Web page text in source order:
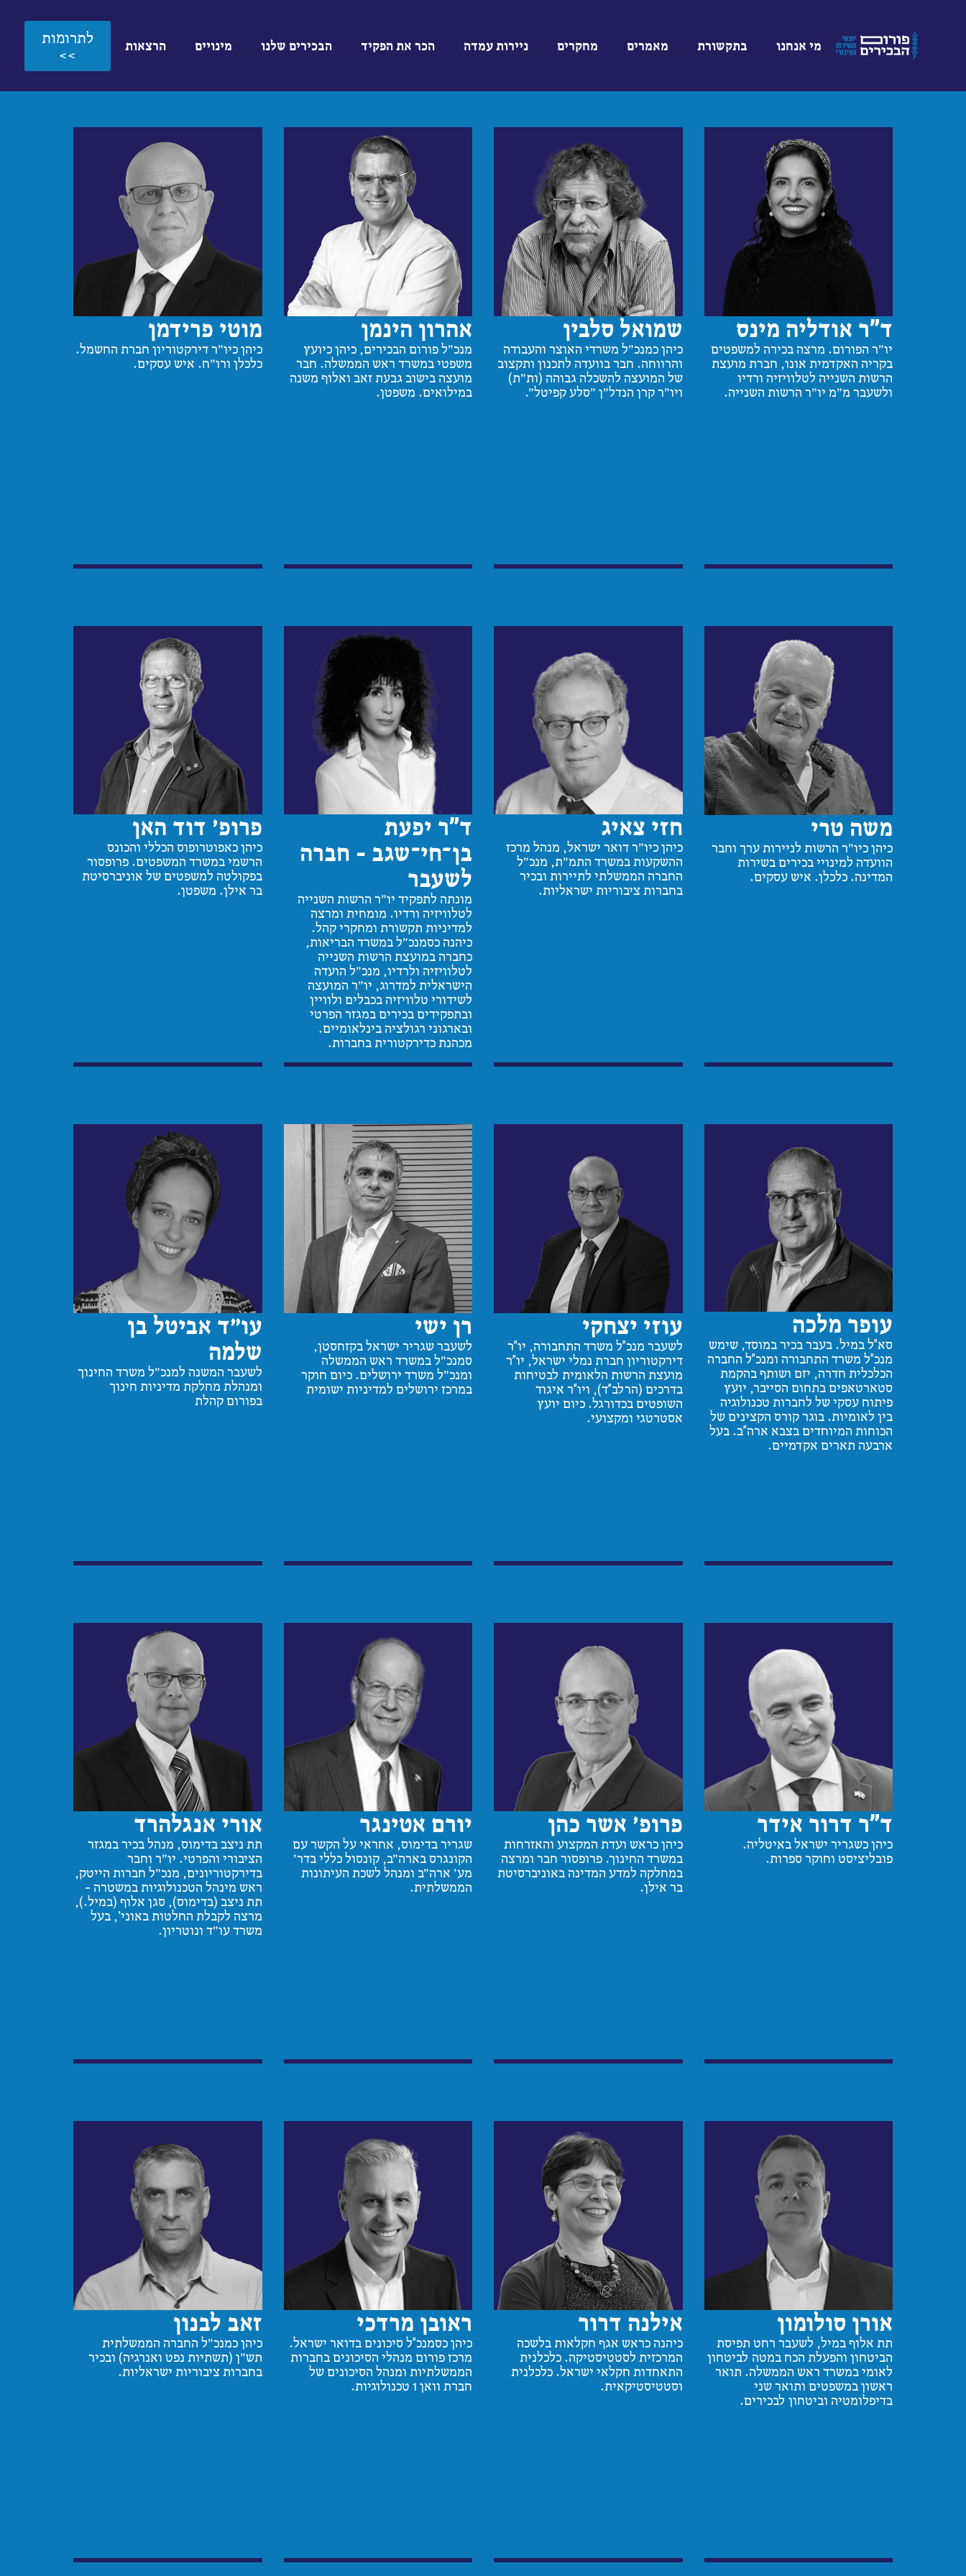
מי אנחנו בתקשורת מאמרים מחקרים ניירות עמדה הכר את הפקיד הבכירים שלנו מינויים הרצאות לתרומות
>>
ד״ר אודליה מינס
יו"ר הפורום. מרצה בכירה למשפטים
בקריה האקדמית אונו, חברת מועצת
הרשות השנייה לטלוויזיה ורדיו
ולשעבר מ"מ יו"ר הרשות השנייה.
שמואל סלבין
כיהן כמנכ"ל משרדי האוצר והעבודה
והרווחה. חבר בוועדה לתכנון ותקצוב
של המועצה להשכלה גבוהה (ות"ת)
ויו"ר קרן הנדל"ן "סלע קפיטל".
אהרון הינמן
מנכ"ל פורום הבכירים, כיהן כיועץ
משפטי במשרד ראש הממשלה. חבר
מועצה בישוב גבעת זאב ואלוף משנה
במילואים. משפטן.
מוטי פרידמן
כיהן כיו"ר דירקטוריון חברת החשמל.
כלכלן ורו"ח. איש עסקים.
משה טרי
כיהן כיו"ר הרשות לניירות ערך וחבר
הוועדה למינויי בכירים בשירות
המדינה. כלכלן. איש עסקים.
חזי צאיג
כיהן כיו"ר דואר ישראל, מנהל מרכז
ההשקעות במשרד התמ"ת, מנכ"ל
החברה הממשלתי לתיירות ובכיר
בחברות ציבוריות ישראליות.
ד״ר יפעת
בן־חי־שגב - חברה
לשעבר
מונתה לתפקיד יו"ר הרשות השנייה
לטלוויזיה ורדיו. מומחית ומרצה
למדיניות תקשורת ומחקרי קהל.
כיהנה כסמנכ"ל במשרד הבריאות,
כחברה במועצת הרשות השנייה
לטלוויזיה ולרדיו, מנכ"ל הועדה
הישראלית למדרוג, יו"ר המועצה
לשידורי טלוויזיה בכבלים ולוויין
ובתפקידים בכירים במגזר הפרטי
ובארגוני רגולציה בינלאומיים.
מכהנת כדירקטורית בחברות.
פרופ׳ דוד האן
כיהן כאפוטרופוס הכללי והכונס
הרשמי במשרד המשפטים. פרופסור
בפקולטה למשפטים של אוניברסיטת
בר אילן. משפטן.
עופר מלכה
סא״ל במיל. בעבר בכיר במוסד, שימש
מנכ״ל משרד התחבורה ומנכ״ל החברה
הכלכלית חדרה, יזם ושותף בהקמת
סטארטאפים בתחום הסייבר, יועץ
פיתוח עסקי של לחברות טכנולוגיה
בין לאומיות. בוגר קורס הקצינים של
הכוחות המיוחדים בצבא ארה״ב. בעל
ארבעה תארים אקדמיים.
עוזי יצחקי
לשעבר מנכ״ל משרד התחבורה, יו״ר
דירקטוריון חברת נמלי ישראל, יו״ר
מועצת הרשות הלאומית לבטיחות
בדרכים (הרלב״ד), ויו״ר איגוד
השופטים בכדורגל. כיום יועץ
אסטרטגי ומקצועי.
רן ישי
לשעבר שגריר ישראל בקזחסטן,
סמנכ"ל במשרד ראש הממשלה
ומנכ"ל משרד ירושלים. כיום חוקר
במרכז ירושלים למדיניות ישומית
עו"ד אביטל בן
שלמה
לשעבר המשנה למנכ"ל משרד החינוך
ומנהלת מחלקת מדיניות חינוך
בפורום קהלת
ד״ר דרור אידר
כיהן כשגריר ישראל באיטליה.
פובליציסט וחוקר ספרות.
פרופ׳ אשר כהן
כיהן כראש ועדת המקצוע והאזרחות
במשרד החינוך. פרופסור חבר ומרצה
במחלקה למדע המדינה באוניברסיטת
בר אילן.
יורם אטינגר
שגריר בדימוס, אחראי על הקשר עם
הקונגרס בארה"ב, קונסול כללי בדר'
מע' ארה"ב ומנהל לשכת העיתונות
הממשלתית.
אורי אנגלהרד
תת ניצב בדימוס, מנהל בכיר במגזר
הציבורי והפרטי. יו"ר וחבר
בדירקטוריונים, מנכ"ל חברות הייטק,
ראש מינהל הטכנולוגיות במשטרה –
תת ניצב (בדימוס), סגן אלוף (במיל.),
מרצה לקבלת החלטות באוני’, בעל
משרד עו"ד ונוטריון.
אורן סולומון
תת אלוף במיל, לשעבר רחט תפיסת
הביטחון והפעלת הכח במטה לביטחון
לאומי במשרד ראש הממשלה. תואר
ראשון במשפטים ותואר שני
בדיפלומטיה וביטחון לבכירים.
אילנה דרור
כיהנה כראש אגף חקלאות בלשכה
המרכזית לסטטיסטיקה. כלכלנית
התאחדות חקלאי ישראל. כלכלנית
וסטטיסטיקאית.
ראובן מרדכי
כיהן כסמנכ״ל סיכונים בדואר ישראל.
מרכז פורום מנהלי הסיכונים בחברות
הממשלתיות ומנהל הסיכונים של
חברת וואן 1 טכנולוגיות.
זאב לבנון
כיהן כמנכ"ל החברה הממשלתית
תש"ן (תשתיות נפט ואנרגיה) ובכיר
בחברות ציבוריות ישראליות.